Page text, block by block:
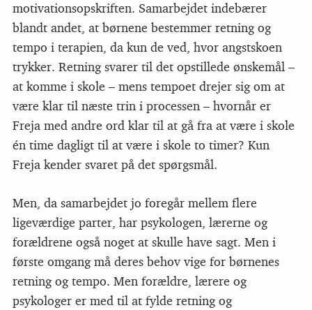
motivationsopskriften. Samarbejdet indebærer
blandt andet, at børnene bestemmer retning og
tempo i terapien, da kun de ved, hvor angstskoen
trykker. Retning svarer til det opstillede ønskemål –
at komme i skole – mens tempoet drejer sig om at
være klar til næste trin i processen – hvornår er
Freja med andre ord klar til at gå fra at være i skole
én time dagligt til at være i skole to timer? Kun
Freja kender svaret på det spørgsmål.
Men, da samarbejdet jo foregår mellem flere
ligeværdige parter, har psykologen, lærerne og
forældrene også noget at skulle have sagt. Men i
første omgang må deres behov vige for børnenes
retning og tempo. Men forældre, lærere og
psykologer er med til at fylde retning og